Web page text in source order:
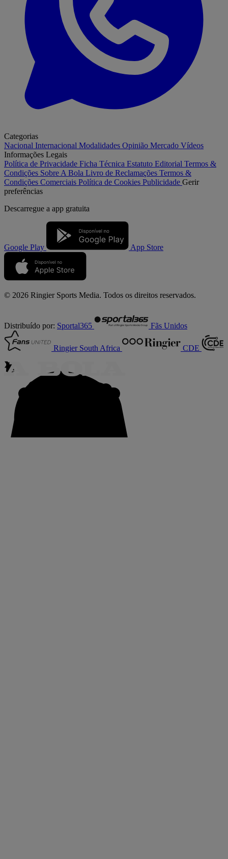
Categorias
Nacional Internacional Modalidades Opinião Mercado Vídeos
Informações Legais
Política de Privacidade Ficha Técnica Estatuto Editorial Termos &
Condições Sobre A Bola Livro de Reclamações Termos &
Condições Comerciais Política de Cookies Publicidade Gerir
preferências
Descarregue a app gratuita
Google Play App Store
© 2026 Ringier Sports Media. Todos os direitos reservados.
Distribuído por: Sportal365 Fãs Unidos
Ringier South Africa CDE